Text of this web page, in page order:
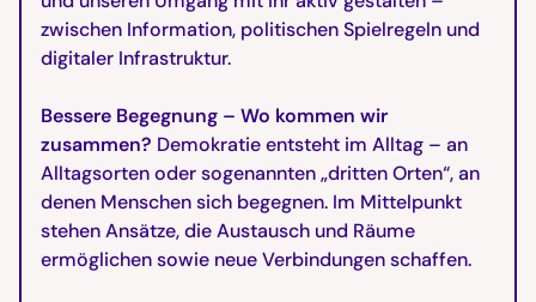
zwischen Information, politischen Spielregeln und
digitaler Infrastruktur.
Bessere Begegnung – Wo kommen wir
zusammen? Demokratie entsteht im Alltag – an
Alltagsorten oder sogenannten „dritten Orten“, an
denen Menschen sich begegnen. Im Mittelpunkt
stehen Ansätze, die Austausch und Räume
ermöglichen sowie neue Verbindungen schaffen.